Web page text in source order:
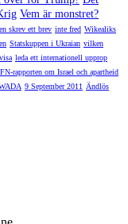
Vem är monstret?
skrev ett brev inte fred Wikealiks
Statskuppen i Ukraian vilken
leda ett internationell upprop
FN-rapporten om Israel och apartheid
9 September 2011 Ändlös